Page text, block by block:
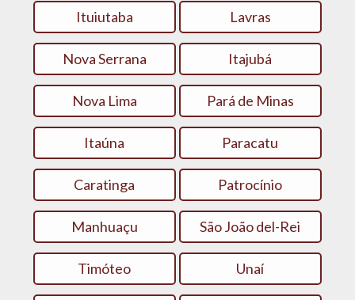
Ituiutaba Lavras
Nova Serrana Itajubá
Nova Lima Pará de Minas
Itaúna Paracatu
Caratinga Patrocínio
Manhuaçu São João del-Rei
Timóteo Unaí